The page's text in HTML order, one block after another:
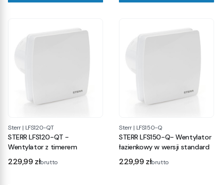
Sterr| LFS120-QT
STERR LFS120-QT -
Wentylator z timerem
Cena
229,99 złbrutto
Sterr| LFS150-Q
STERR LFS150-Q- Wentylator
łazienkowy w wersji standard
Cena
229,99 złbrutto